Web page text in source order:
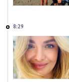
8:29